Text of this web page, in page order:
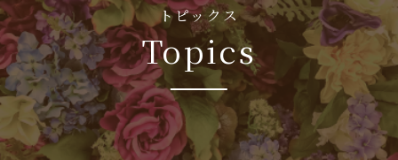
トピックス
Topics